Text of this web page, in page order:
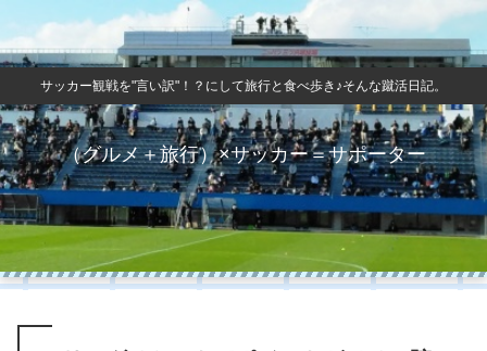
サッカー観戦を"言い訳"！？にして旅行と食べ歩き♪そんな蹴活日記。
（グルメ＋旅行）×サッカー＝サポーター